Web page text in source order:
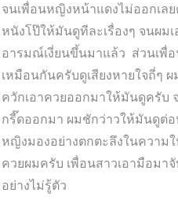
จนเพื่อนหญิงหน้าแดงไม่ออกเล
หนังโป๊ให้มันดูทีละเรื่องๆ จนผมเ
อารมณ์เงี่ยนขึ้นมาแล้ว ส่วนเพื่
เหมือนกันครับดูเสียงหายใจถี่ๆ ผ
ควักเอาควยออกมาให้มันดูครับ
กรี๊ดออกมา ผมชักว่าวให้มันดูต่
หญิงมองอย่างตกตะลึงในความ
ควยผมครับ เพื่อนสาวเอามือมา
อย่างไม่รู้ตัว